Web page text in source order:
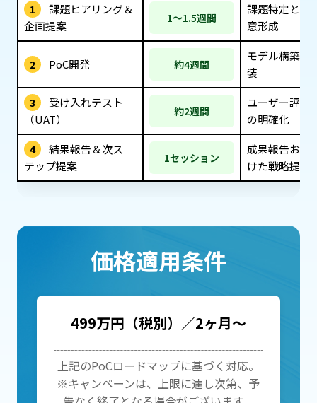
1
課題ヒアリング＆
企画提案
1～1.5週間
課題特定と評
意形成
2 PoC開発 約4週間
モデル構築・
装
3
受け入れテスト
（UAT）
約2週間
ユーザー評価
の明確化
4
結果報告＆次ス
テップ提案
1セッション
成果報告およ
けた戦略提案
価格適用条件
499万円（税別）／2ヶ月～
上記のPoCロードマップに基づく対応。
※キャンペーンは、上限に達し次第、予